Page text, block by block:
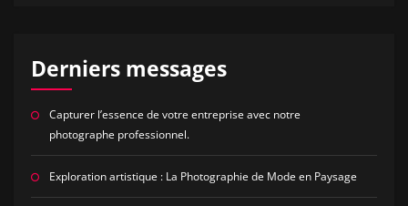
Derniers messages
Capturer l’essence de votre entreprise avec notre
photographe professionnel.
Exploration artistique : La Photographie de Mode en Paysage